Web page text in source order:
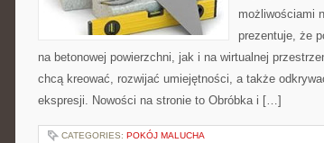
możliwościami
prezentuje, że
na betonowej powierzchni, jak i na wirtualnej
chcą kreować, rozwijać umiejętności, a także
ekspresji. Nowości na stronie to Obróbka i […]
CATEGORIES: POKÓJ MALUCHA